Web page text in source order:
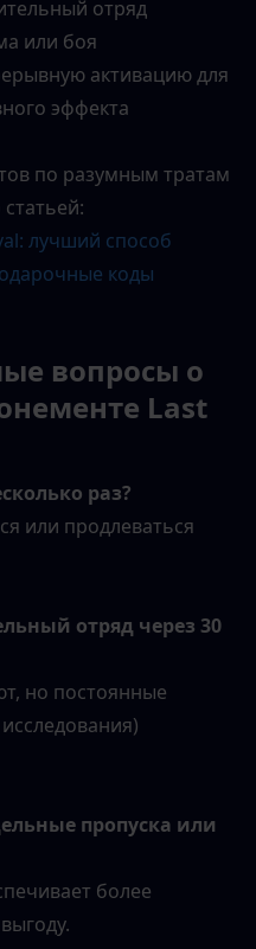
отряд
или боя
активацию для
эффекта
по разумным тратам
лучший способ
коды
вопросы о
Last
раз?
или продлеваться
отряд через 30
но постоянные
пропуска или
более